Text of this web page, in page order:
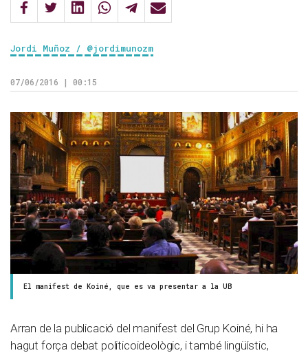
Jordi Muñoz / @jordimunozm
07/06/2016 | 00:15
El manifest de Koiné, que es va presentar a la UB
Arran de la publicació del manifest del Grup Koiné, hi ha
hagut força debat politicoideològic, i també lingüístic,